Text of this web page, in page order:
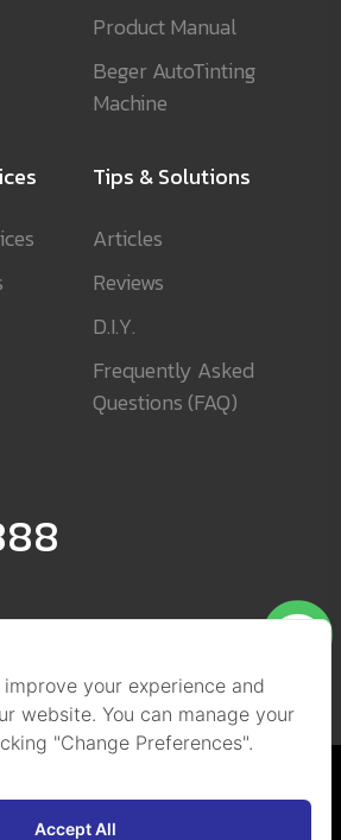
Product Manual
Beger AutoTinting
Machine
Tips & Solutions
Articles
Reviews
D.I.Y.
Frequently Asked
Questions (FAQ)
All Right Reserved.
your experience and
website. You can manage your
"Change Preferences".
Accept All